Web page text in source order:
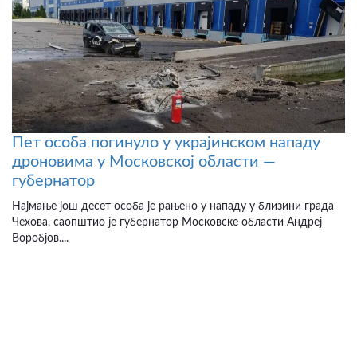
Пет особа погинуло у украјинском нападу
дроновима у Московској области —
губернатор
Најмање још десет особа је рањено у нападу у близини града
Чехова, саопштио је губернатор Московске области Андреј
Воробјов....